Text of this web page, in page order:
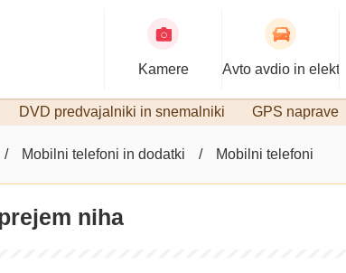
Kamere Avto avdio in
DVD predvajalniki in snemalniki GPS naprave
Mobilni telefoni in dodatki Mobilni telefoni
niha